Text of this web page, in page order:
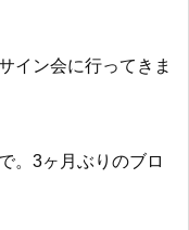
イン会に行ってきま
。3ヶ月ぶりのブロ